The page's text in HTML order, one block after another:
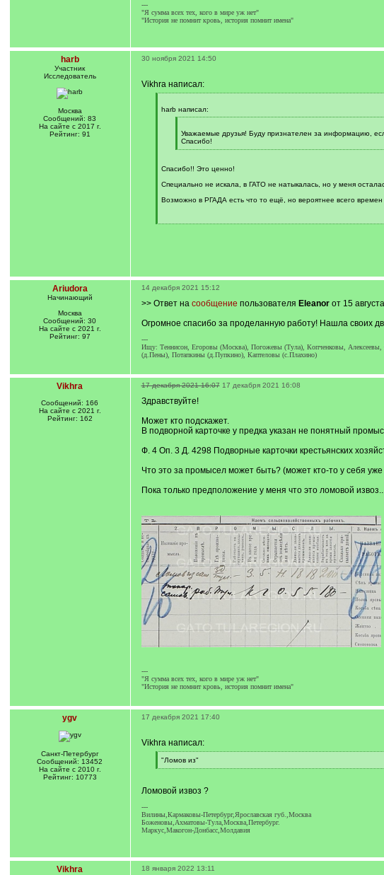
---
"Я сумма всех тех, кого в мире уж нет"
"История не помнит кровь, история помнит имена"
harb
Участник
Исследователь
Москва
Сообщений: 83
На сайте с 2017 г.
Рейтинг: 91
30 ноября 2021 14:50
Vikhra написал:
q
harb написал:
q
]
Уважаемые друзья! Буду признателен за информацию,
Спасибо!
[
]
Спасибо!! Это ценно!
Специально не искала, в ГАТО не натыкалась, но у меня
Возможно в РГАДА есть что то ещё, но вероятнее всего времен
[
Ariudora
Начинающий
Москва
Сообщений: 30
На сайте с 2021 г.
Рейтинг: 97
14 декабря 2021 15:12
>> Ответ на сообщение пользователя Eleanorот 15
Огромное спасибо за проделанную работу! Нашла своих
---
Ищу: Теннисон, Егоровы (Москва), Погожевы (Тула), Копченковы,
(д.Пены), Потапкины (д.Пупкино), Каптеловы (с.Плахино)
Vikhra
Сообщений: 166
На сайте с 2021 г.
Рейтинг: 162
17 декабря 2021 16:07 17 декабря 2021 16:08
Здравствуйте!
Может кто подскажет.
В подворной карточке у предка указан не понятный
Ф. 4 Оп. 3 Д. 4298 Подворные карточки крестьянских
Что это за промысел может быть? (может кто-то у себя уже
Пока только предположение у меня что это ломовой
---
"Я сумма всех тех, кого в мире уж нет"
"История не помнит кровь, история помнит имена"
ygv
Санкт-Петербург
Сообщений: 13452
На сайте с 2010 г.
Рейтинг: 10773
17 декабря 2021 17:40
Vikhra написал:
[
q
"Ломов из"
[
]
Ломовой извоз ?
---
Вилины,Кармаковы-Петербург,Ярославская губ.,Москва
Боженовы,Ахматовы-Тула,Москва,Петербург.
Маркус,Макогон-Донбасс,Молдавия
Vikhra 18 января 2022 13:11